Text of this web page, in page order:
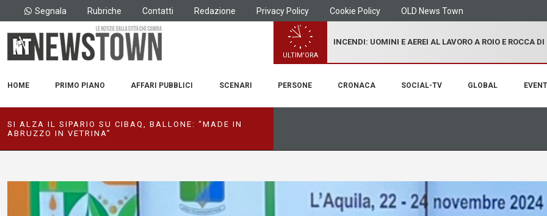
Segnala Rubriche Contatti Redazione Privacy Policy Cookie Policy OLD News Town
ULTIM'ORA
INCENDI: UOMINI E AEREI AL LAVORO A ROIO E ROCCA
HOME PRIMO PIANO AFFARI PUBBLICI SCENARI PERSONE CRONACA SOCIAL-TV GLOBAL
SI ALZA IL SIPARIO SU CIBAQ, BALLONE: “MADE IN
ABRUZZO IN VETRINA”